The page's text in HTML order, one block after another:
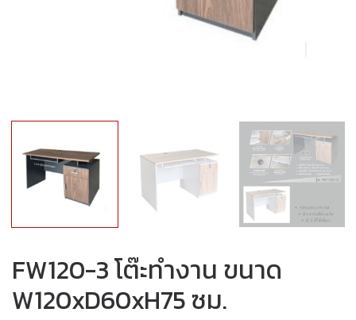
FW120-3 โต๊ะทำงาน ขนาด
W120xD60xH75 ซม.